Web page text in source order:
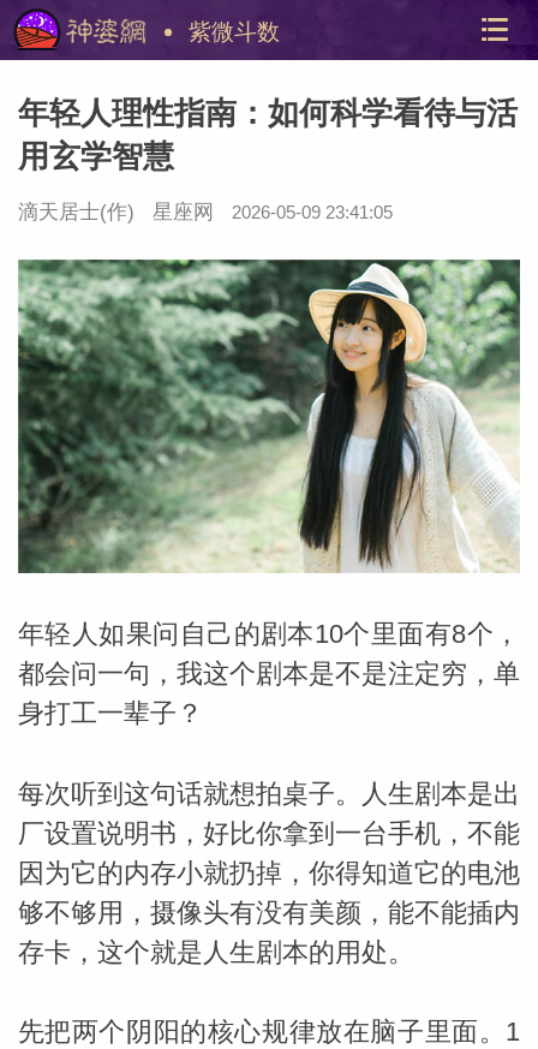
美国神
婆星座
紫微斗数
站内导
年轻人理性指南：如何科学看待与活
用玄学智慧
滴天居士(作) 星座网 2026-05-09 23:41:05
年轻人如果问自己的剧本10个里面有8个，
都会问一句，我这个剧本是不是注定穷，单
身打工一辈子？
每次听到这句话就想拍桌子。人生剧本是出
厂设置说明书，好比你拿到一台手机，不能
因为它的内存小就扔掉，你得知道它的电池
够不够用，摄像头有没有美颜，能不能插内
存卡，这个就是人生剧本的用处。
先把两个阴阳的核心规律放在脑子里面。1